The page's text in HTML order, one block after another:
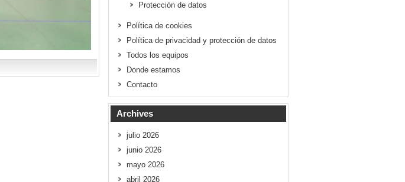
Protección de datos
Política de cookies
Política de privacidad y protección de datos
Todos los equipos
Donde estamos
Contacto
Archives
julio 2026
junio 2026
mayo 2026
abril 2026